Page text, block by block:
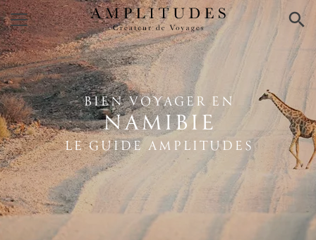
×
BIEN VOYAGER EN
NAMIBIE
LE GUIDE AMPLITUDES